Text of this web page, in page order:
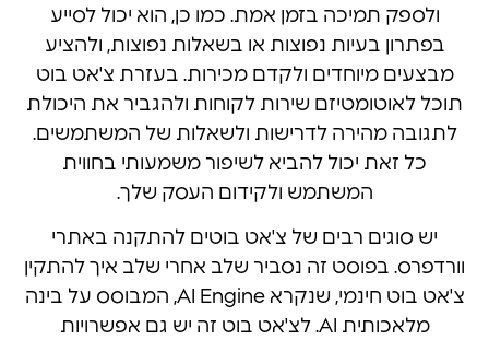
ולספק תמיכה בזמן אמת. כמו כן, הוא יכול לסייע
בפתרון בעיות נפוצות או בשאלות נפוצות, ולהציע
מבצעים מיוחדים ולקדם מכירות. בעזרת צ'אט בוט
תוכל לאוטומטיזם שירות לקוחות ולהגביר את היכולת
לתגובה מהירה לדרישות ולשאלות של המשתמשים.
כל זאת יכול להביא לשיפור משמעותי בחווית
המשתמש ולקידום העסק שלך.
יש סוגים רבים של צ'אט בוטים להתקנה באתרי
וורדפרס. בפוסט זה נסביר שלב אחרי שלב איך להתקין
צ'אט בוט חינמי, שנקרא AI Engine, המבוסס על בינה
מלאכותית AI. לצ'אט בוט זה יש גם אפשרויות